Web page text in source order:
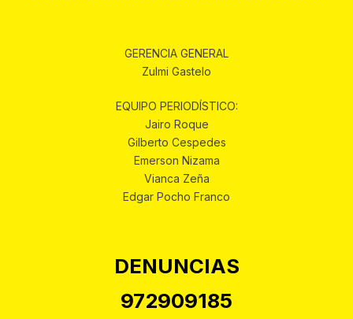
GERENCIA GENERAL
Zulmi Gastelo
EQUIPO PERIODÍSTICO:
Jairo Roque
Gilberto Cespedes
Emerson Nizama
Vianca Zeña
Edgar Pocho Franco
DENUNCIAS
972909185